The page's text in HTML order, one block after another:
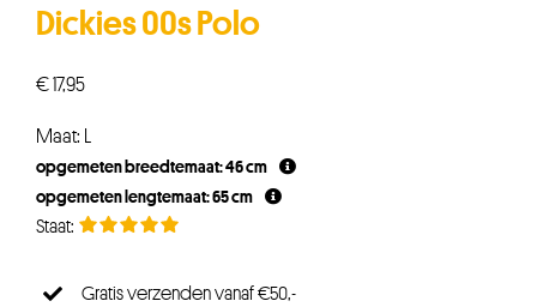
Dickies 00s Polo
€17,95
Maat: L
opgemeten breedtemaat: 46 cm
opgemeten lengtemaat: 65 cm
Gratis verzenden vanaf €50,-